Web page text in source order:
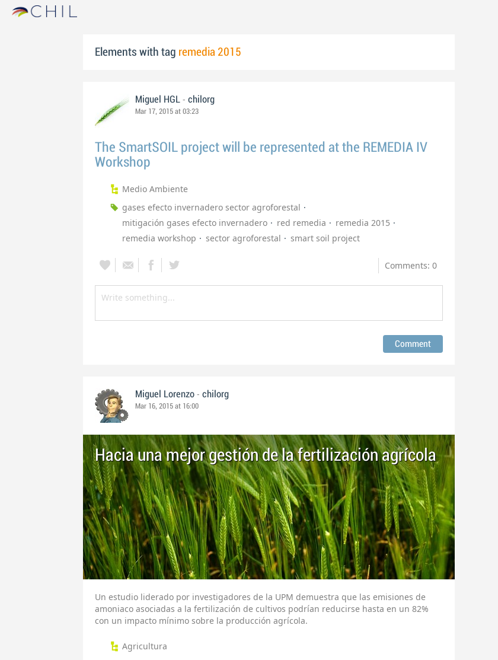
Elements with tag remedia 2015
Miguel HGL - chilorg
Mar 17, 2015 at 03:23
The SmartSOIL project will be represented at the REMEDIA IV
Workshop
Medio Ambiente
gases efecto invernadero sector agroforestal
mitigación gases efecto invernadero
red remedia
remedia 2015
remedia workshop
sector agroforestal smart soil project
Comments: 0
Miguel Lorenzo - chilorg
Mar 16, 2015 at 16:00
Hacia una mejor gestión de la fertilización agrícola
Un estudio liderado por investigadores de la UPM demuestra que las emisiones de
amoniaco asociadas a la fertilización de cultivos podrían reducirse hasta en un 82%
con un impacto mínimo sobre la producción agrícola.
Agricultura